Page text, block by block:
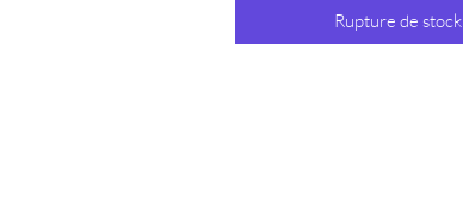
Rupture de stock